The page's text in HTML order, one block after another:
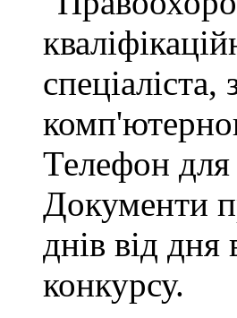
Телефон
Документи
днів від
конкурсу.